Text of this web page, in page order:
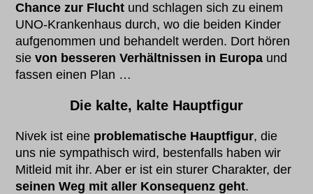
Chance zur Flucht und schlagen sich zu einem
UNO-Krankenhaus durch, wo die beiden Kinder
aufgenommen und behandelt werden. Dort hören
sievon besseren Verhältnissen in Europa und
fassen einen Plan …
Die kalte, kalte Hauptfigur
Nivek ist eine problematische Hauptfigur, die
uns nie sympathisch wird, bestenfalls haben wir
Mitleid mit ihr. Aber er ist ein sturer Charakter, der
seinen Weg mit aller Konsequenz geht.